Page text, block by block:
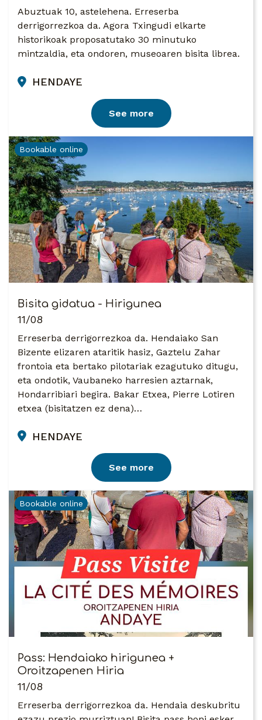
Abuztuak 10, astelehena. Erreserba
derrigorrezkoa da. Agora Txingudi elkarte
historikoak proposatutako 30 minutuko
mintzaldia, eta ondoren, museoaren bisita librea.
HENDAYE
See more
Bookable online
Bisita gidatua - Hirigunea
11/08
Erreserba derrigorrezkoa da. Hendaiako San
Bizente elizaren ataritik hasiz, Gaztelu Zahar
frontoia eta bertako pilotariak ezagutuko ditugu,
eta ondotik, Vaubaneko harresien aztarnak,
Hondarribiari begira. Bakar Etxea, Pierre Lotiren
etxea (bisitatzen ez dena)…
HENDAYE
See more
Bookable online
Pass: Hendaiako hirigunea +
Oroitzapenen Hiria
11/08
Erreserba derrigorrezkoa da. Hendaia deskubritu